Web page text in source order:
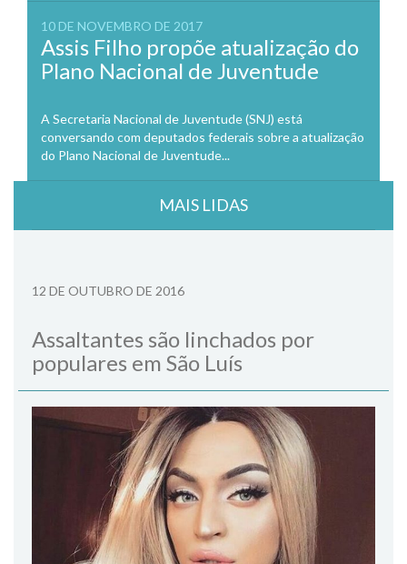
10 DE NOVEMBRO DE 2017
Assis Filho propõe atualização do
Plano Nacional de Juventude
A Secretaria Nacional de Juventude (SNJ) está
conversando com deputados federais sobre a atualização
do Plano Nacional de Juventude...
MAIS LIDAS
12 DE OUTUBRO DE 2016
Assaltantes são linchados por
populares em São Luís